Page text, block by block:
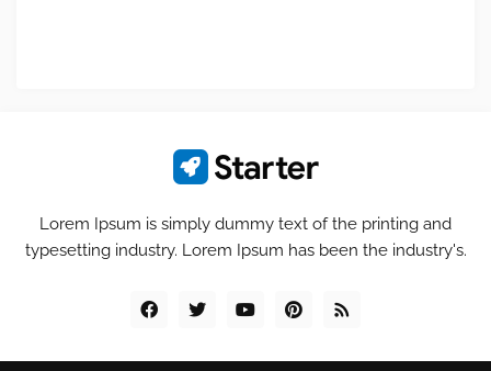
Lorem Ipsum is simply dummy text of the printing and
typesetting industry. Lorem Ipsum has been the industry's.